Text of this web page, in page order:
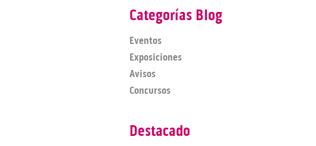
Categorías Blog
Eventos
Exposiciones
Avisos
Concursos
Destacado